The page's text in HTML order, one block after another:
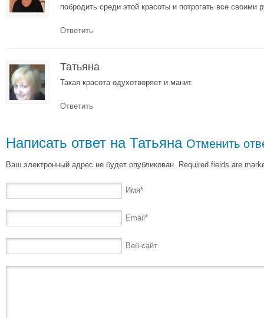
побродить среди этой красоты и потрогать все своими
Ответить
Татьяна
Такая красота одухотворяет и манит.
Ответить
Написать ответ на Татьяна Отменить
Ваш электронный адрес не будет опубликован. Required fields are
Имя*
Email *
Веб-сайт